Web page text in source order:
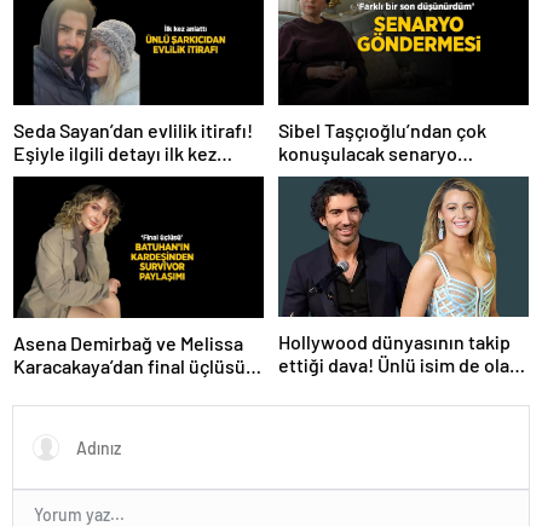
Seda Sayan’dan evlilik itirafı!
Eşiyle ilgili detayı ilk kez
anlattı
Sibel Taşçıoğlu’ndan çok
konuşulacak senaryo
göndermesi! ‘Farklı bir son
düşünürdüm’
Asena Demirbağ ve Melissa
Karacakaya’dan final üçlüsü
Hollywood dünyasının takip
ettiği dava! Ünlü isim de olaya